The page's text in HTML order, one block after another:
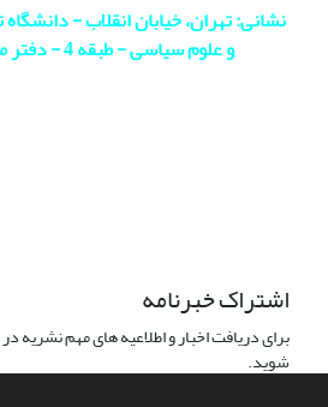
نشانی: تهران، خیابان انقلاب -
و علوم سیاسی - طبقه 4 - دفتر مجله - اتاق 413
اشتراک خبرنامه
برای دریافت اخبار و اطلاعیه های مهم نشریه
شوید.